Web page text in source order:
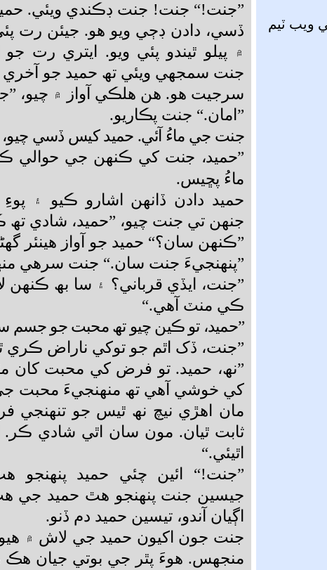
”جنت!“ جنت! جنت ڊڪندي ويئي.
ڏسي، دادن ڊڄي ويو ھو. جيئن رت
۾ پيلو ٿيندو پئي ويو. ايتري رت
جنت سمجھي ويئي تھ حميد جو آخري
سرجيت ھو. ھن ھلڪي آواز ۾ چيو،
”امان.“ جنت پڪاريو.
جنت جي ماءُ آئي. حميد کيس ڏسي چيو،
”حميد، جنت کي ڪنھن جي حوالي
ماءُ پڇيس.
حميد دادن ڏانھن اشارو ڪيو ۽
جنھن تي جنت چيو، ”حميد، شادي
”ڪنھن سان؟“ حميد جو آواز ھينئر
”پنھنجيءَ جنت سان.“ جنت سرھي
”جنت، ايڏي قرباني؟ ۽ سا بھ ڪنھن
ڪي منٽ آھي.“
”حميد، تو ڪين چيو تھ محبت جو جسم
”جنت، ڏک اٿم جو توکي ناراض ڪري
”نھ، حميد. تو فرض کي محبت کان
کي خوشي آھي تھ منھنجيءَ محبت
مان اھڙي نيچ نھ ٿيس جو
ثابت ٿيان. مون سان اٿي شادي ڪر.
اٿيئي.“
”جنت!“ ائين چئي حميد پنھنجو
جيسين جنت پنھنجو ھٿ حميد جي
اڳيان آندو، تيسين حميد دم ڏنو.
جنت جون اکيون حميد جي لاش ۾
منجھس. ھوءَ پٿر جي بوتي جيان ھڪ